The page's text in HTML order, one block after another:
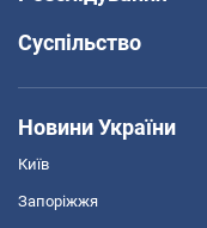
Суспільство
Новини України
Київ
Запоріжжя